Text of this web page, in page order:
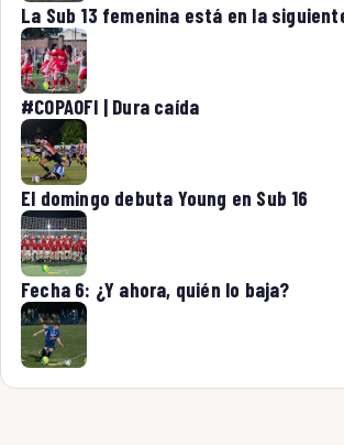
La Sub 13 femenina está en la
#COPAOFI | Dura caída
El domingo debuta Young en Sub 16
Fecha 6: ¿Y ahora, quién lo baja?